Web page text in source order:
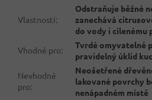
Vlastnosti:
Odstraňuje běžné
zanechává
do vody i cílenému
Vhodné pro:
Tvrdé omyvatelné
pravidelný úklid
Nevhodné
pro:
Neošetřené
lakované povrchy
nenápadném místě